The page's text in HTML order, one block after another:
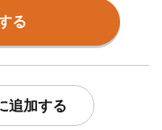
る
追加する